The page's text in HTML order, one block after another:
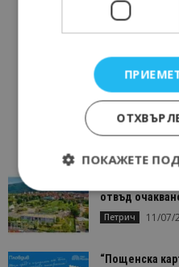
“Пощенска
отвъд
Петрич 11/07/
“Пощенска
ПОКАЖЕТЕ
Строго